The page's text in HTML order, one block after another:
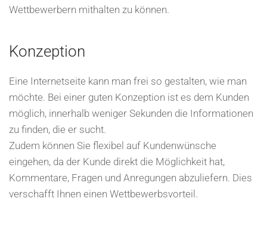
Wettbewerbern mithalten zu können.
Konzeption
Eine Internetseite kann man frei so gestalten, wie man
möchte. Bei einer guten Konzeption ist es dem Kunden
möglich, innerhalb weniger Sekunden die Informationen
zu finden, die er sucht.
Zudem können Sie flexibel auf Kundenwünsche
eingehen, da der Kunde direkt die Möglichkeit hat,
Kommentare, Fragen und Anregungen abzuliefern. Dies
verschafft Ihnen einen Wettbewerbsvorteil.